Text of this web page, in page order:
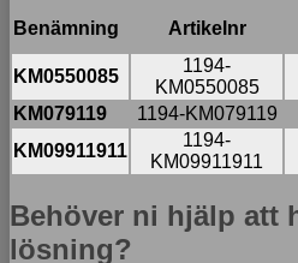
Benämning Artikelnr
KM0550085
1194-
KM0550085
KM079119 1194-KM079119
KM09911911
1194-
KM09911911
Behöver ni hjälp att
lösning?